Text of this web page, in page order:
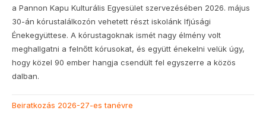
a Pannon Kapu Kulturális Egyesület szervezésében 2026. május
30-án kórustalálkozón vehetett részt iskolánk Ifjúsági
Énekegyüttese. A kórustagoknak ismét nagy élmény volt
meghallgatni a felnőtt kórusokat, és együtt énekelni velük úgy,
hogy közel 90 ember hangja csendült fel egyszerre a közös
dalban.
Beiratkozás 2026-27-es tanévre